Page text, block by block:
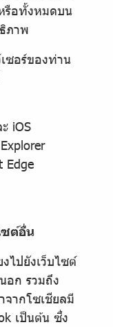
รือทั้งหมดบน
ภาพ
ซอร์ของท่าน
iOS
Edge
ซต์อื่น
ไปยังเว็บไซต์
อก รวมถึง
จากโซเชียลมี
เป็นต้น ซึ่ง